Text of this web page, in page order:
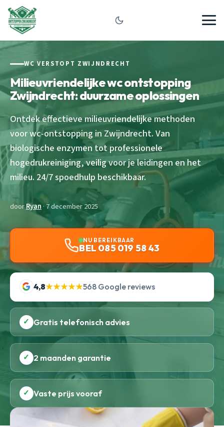
WC VERSTOPT ZWIJNDRECHT
Milieuvriendelijke wc ontstopping
Zwijndrecht: duurzame oplossingen
Ontdek effectieve milieuvriendelijke methoden
voor wc-ontstopping in Zwijndrecht. Van
biologische enzymen tot professionele
hogedrukreiniging, veilig voor je leidingen en het
milieu. 24/7 spoedhulp beschikbaar.
doorRyan · 7 december 2025
NU BEREIKBAAR
BEL 085 019 58 43
4,8★★★★★568 Google reviews
✓ Gratis telefonisch advies
✓ 2 maanden garantie
✓ Vaste prijs vooraf